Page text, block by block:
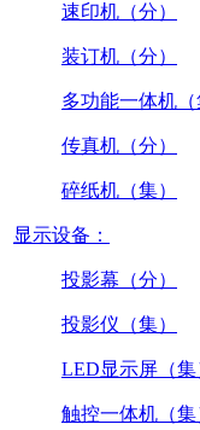
速印机（分）
装订机（分）
多功能一体机（
传真机（分）
碎纸机（集）
显示设备：
投影幕（分）
投影仪（集）
LED显示屏（集
触控一体机（集